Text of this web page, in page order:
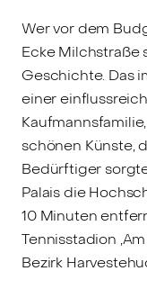
Wer vor dem
Ecke Milchstraße
Geschichte. Das
einer
schönen Künste,
Bedürftiger
Palais die
10 Minuten
Tennisstadion
Bezirk